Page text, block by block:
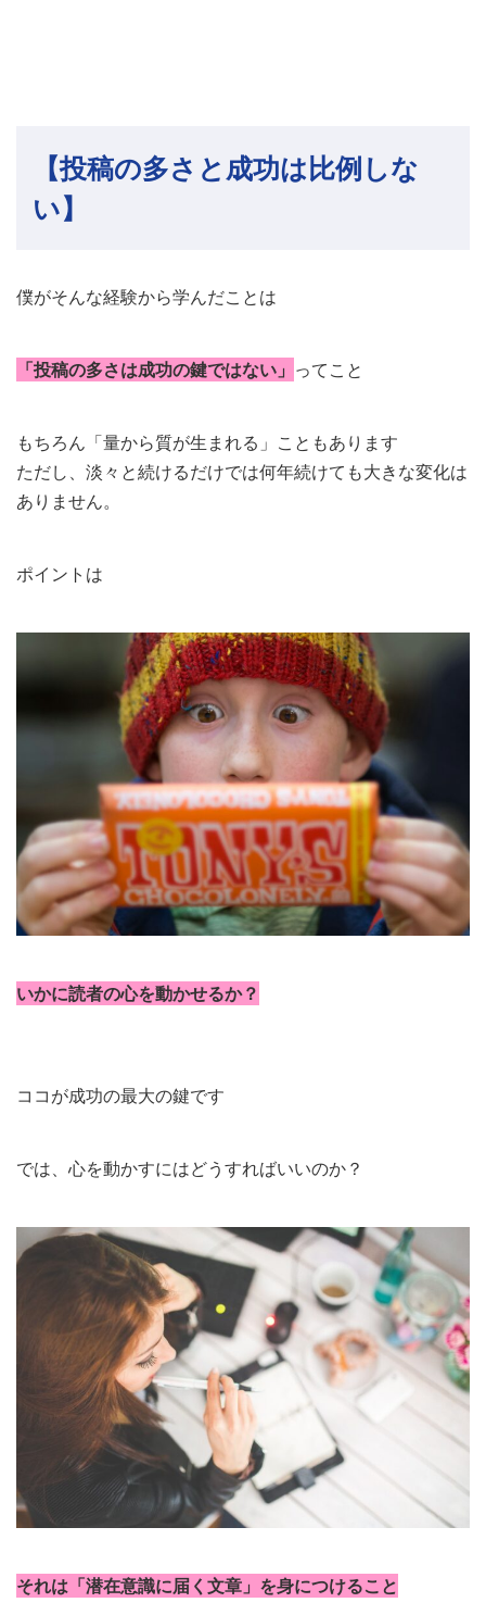
【投稿の多さと成功は比例しな
い】
僕がそんな経験から学んだことは
「投稿の多さは成功の鍵ではない」 ってこと
もちろん「量から質が生まれる」こともあります
ただし、淡々と続けるだけでは何年続けても大きな変化は
ありません。
ポイントは
いかに読者の心を動かせるか？
ココが成功の最大の鍵です
では、心を動かすにはどうすればいいのか？
それは「潜在意識に届く文章」を身につけること